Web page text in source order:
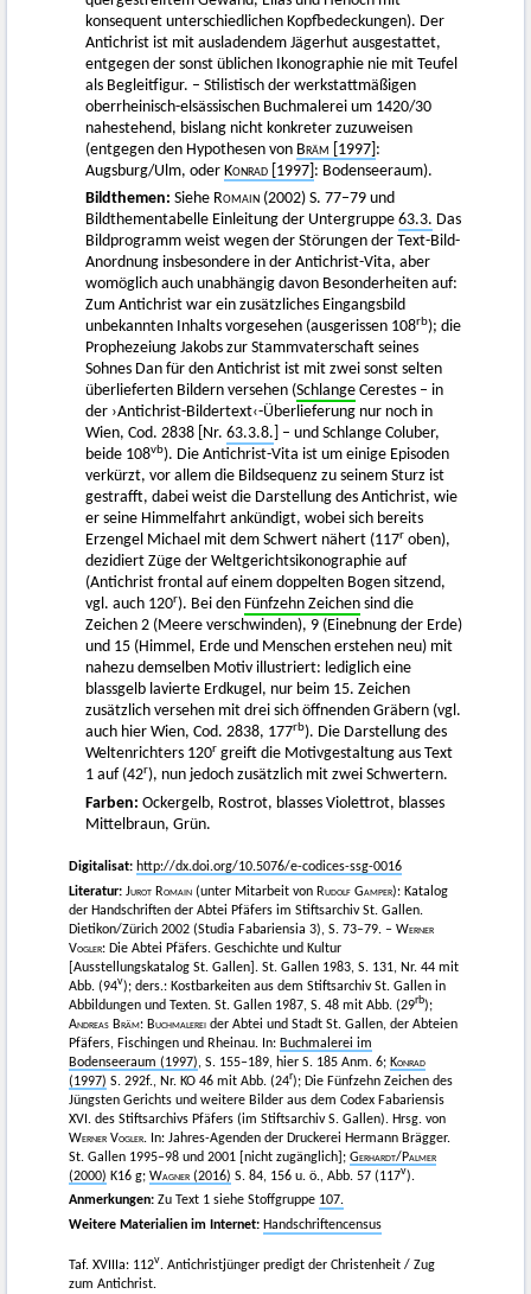
konsequent unterschiedlichen Kopfbedeckungen). Der
Antichrist ist mit ausladendem Jägerhut ausgestattet,
entgegen der sonst üblichen Ikonographie nie mit Teufel
als Begleitfigur. – Stilistisch der werkstattmäßigen
oberrheinisch-elsässischen Buchmalerei um 1420/30
nahestehend, bislang nicht konkreter zuzuweisen
(entgegen den Hypothesen von Bräm [1997] :
Augsburg/Ulm, oder Konrad [1997] : Bodenseeraum).
Bildthemen: Siehe Romain (2002) S. 77–79 und
Bildthementabelle Einleitung der Untergruppe 63.3. Das
Bildprogramm weist wegen der Störungen der Text-Bild-
Anordnung insbesondere in der Antichrist-Vita, aber
womöglich auch unabhängig davon Besonderheiten auf:
Zum Antichrist war ein zusätzliches Eingangsbild
unbekannten Inhalts vorgesehen (ausgerissen 108rb); die
Prophezeiung Jakobs zur Stammvaterschaft seines
Sohnes Dan für den Antichrist ist mit zwei sonst selten
überlieferten Bildern versehen (Schlange Cerestes – in
der ›Antichrist-Bildertext‹-Überlieferung nur noch in
Wien, Cod. 2838 [Nr. 63.3.8. ] – und Schlange Coluber,
beide 108vb). Die Antichrist-Vita ist um einige Episoden
verkürzt, vor allem die Bildsequenz zu seinem Sturz ist
gestrafft, dabei weist die Darstellung des Antichrist, wie
er seine Himmelfahrt ankündigt, wobei sich bereits
Erzengel Michael mit dem Schwert nähert (117r oben),
dezidiert Züge der Weltgerichtsikonographie auf
(Antichrist frontal auf einem doppelten Bogen sitzend,
vgl. auch 120r). Bei den Fünfzehn Zeichen sind die
Zeichen 2 (Meere verschwinden), 9 (Einebnung der Erde)
und 15 (Himmel, Erde und Menschen erstehen neu) mit
nahezu demselben Motiv illustriert: lediglich eine
blassgelb lavierte Erdkugel, nur beim 15. Zeichen
zusätzlich versehen mit drei sich öffnenden Gräbern (vgl.
auch hier Wien, Cod. 2838, 177rb). Die Darstellung des
Weltenrichters 120r greift die Motivgestaltung aus Text
1 auf (42r), nun jedoch zusätzlich mit zwei Schwertern.
Farben: Ockergelb, Rostrot, blasses Violettrot, blasses
Mittelbraun, Grün.
Digitalisat: http://dx.doi.org/10.5076/e-codices-ssg-0016
Literatur: Jurot Romain (unter Mitarbeit von Rudolf Gamper): Katalog
der Handschriften der Abtei Pfäfers im Stiftsarchiv St. Gallen.
Dietikon/Zürich 2002 (Studia Fabariensia 3), S. 73–79. – Werner
Vogler: Die Abtei Pfäfers. Geschichte und Kultur
[Ausstellungskatalog St. Gallen]. St. Gallen 1983, S. 131, Nr. 44 mit
Abb. (94v); ders.: Kostbarkeiten aus dem Stiftsarchiv St. Gallen in
Abbildungen und Texten. St. Gallen 1987, S. 48 mit Abb. (29rb);
Andreas Bräm: Buchmalerei der Abtei und Stadt St. Gallen, der Abteien
Pfäfers, Fischingen und Rheinau. In: Buchmalerei im
Bodenseeraum (1997), S. 155–189, hier S. 185 Anm. 6; Konrad
(1997) S. 292f., Nr. KO 46 mit Abb. (24r); Die Fünfzehn Zeichen des
Jüngsten Gerichts und weitere Bilder aus dem Codex Fabariensis
XVI. des Stiftsarchivs Pfäfers (im Stiftsarchiv S. Gallen). Hrsg. von
Werner Vogler. In: Jahres-Agenden der Druckerei Hermann Brägger.
St. Gallen 1995–98 und 2001 [nicht zugänglich]; Gerhardt/ Palmer
(2000) K16 g; Wagner (2016) S. 84, 156 u. ö., Abb. 57 (117v).
Anmerkungen: Zu Text 1 siehe Stoffgruppe 107.
Weitere Materialien im Internet: Handschriftencensus
Taf. XVIIIa: 112v. Antichristjünger predigt der Christenheit / Zug
zum Antichrist.